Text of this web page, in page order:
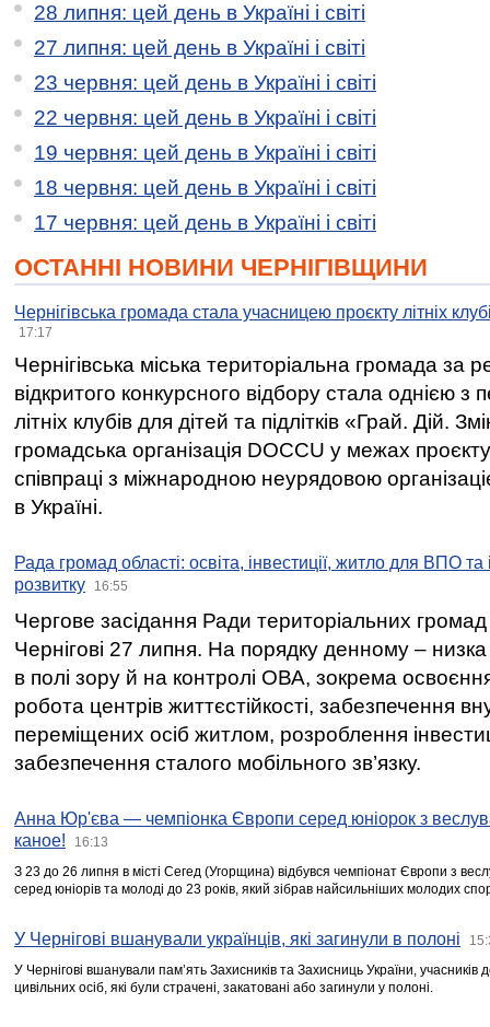
28 липня: цей день в Україні і світі
27 липня: цей день в Україні і світі
23 червня: цей день в Україні і світі
22 червня: цей день в Україні і світі
19 червня: цей день в Україні і світі
18 червня: цей день в Україні і світі
17 червня: цей день в Україні і світі
ОСТАННІ НОВИНИ ЧЕРНІГІВЩИНИ
Чернігівська громада стала учасницею проєкту літніх
17:17
Чернігівська міська територіальна громада за
відкритого конкурсного відбору стала однією
літніх клубів для дітей та підлітків «Грай. Дій.
громадська організація DOCCU у межах
співпраці з міжнародною неурядовою
в Україні.
Рада громад області: освіта, інвестиції, житло для ВПО
розвитку
16:55
Чергове засідання Ради територіальних громад
Чернігові 27 липня. На порядку денному –
в полі зору й на контролі ОВА, зокрема освоєння
робота центрів життєстійкості, забезпечення
переміщених осіб житлом, розроблення
забезпечення сталого мобільного зв’язку.
Анна Юр'єва — чемпіонка Європи серед юніорок з
каное!
16:13
З 23 до 26 липня в місті Сегед (Угорщина) відбувся чемпіонат Європи з
серед юніорів та молоді до 23 років, який зібрав найсильніших молодих
У Чернігові вшанували українців, які загинули в полоні
У Чернігові вшанували пам’ять Захисників та Захисниць України,
цивільних осіб, які були страчені, закатовані або загинули у полоні.